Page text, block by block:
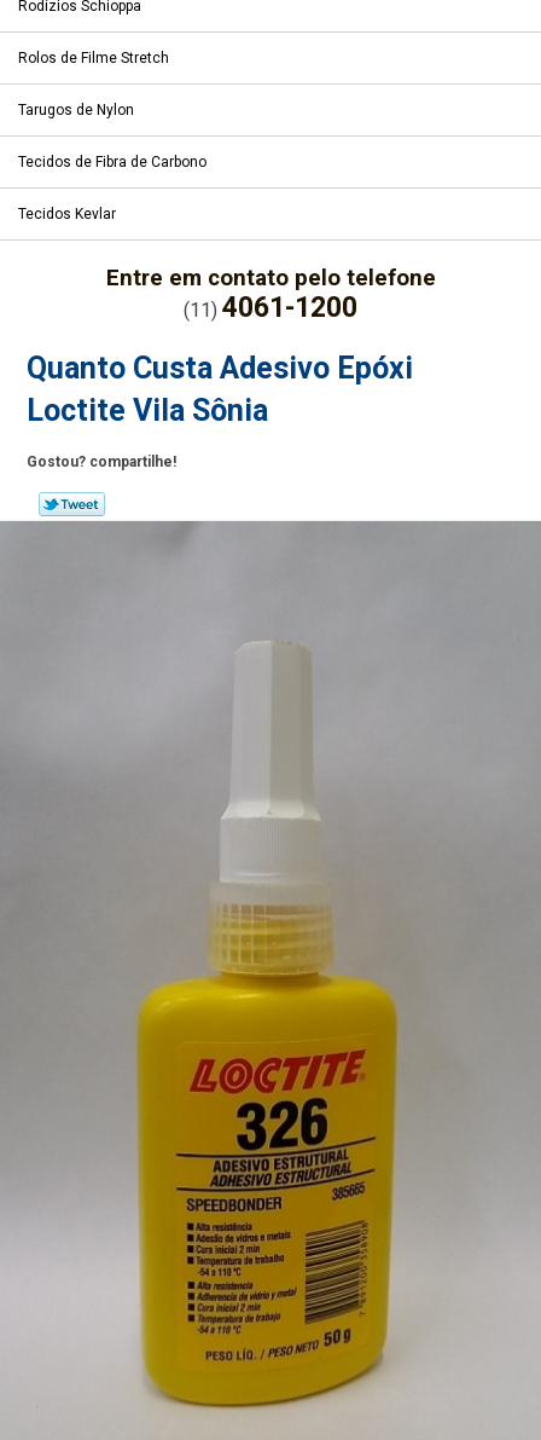
Rodízios Schioppa
Rolos de Filme Stretch
Tarugos de Nylon
Tecidos de Fibra de Carbono
Tecidos Kevlar
Entre em contato pelo telefone
(11) 4061-1200
Quanto Custa Adesivo Epóxi
Loctite Vila Sônia
Gostou? compartilhe!